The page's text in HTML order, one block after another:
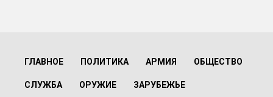
ГЛАВНОЕ ПОЛИТИКА АРМИЯ ОБЩЕСТВО
СЛУЖБА ОРУЖИЕ ЗАРУБЕЖЬЕ